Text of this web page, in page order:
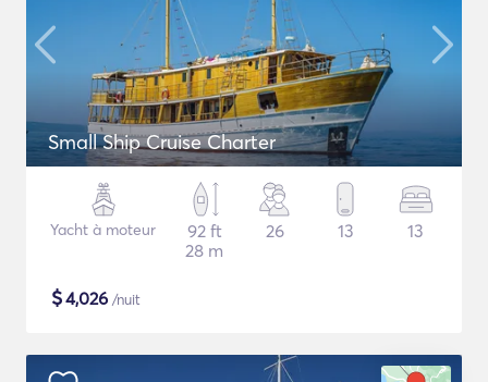
Small Ship Cruise Charter
Yacht à moteur
92 ft
28 m
26 13 13
$4,026 /nuit